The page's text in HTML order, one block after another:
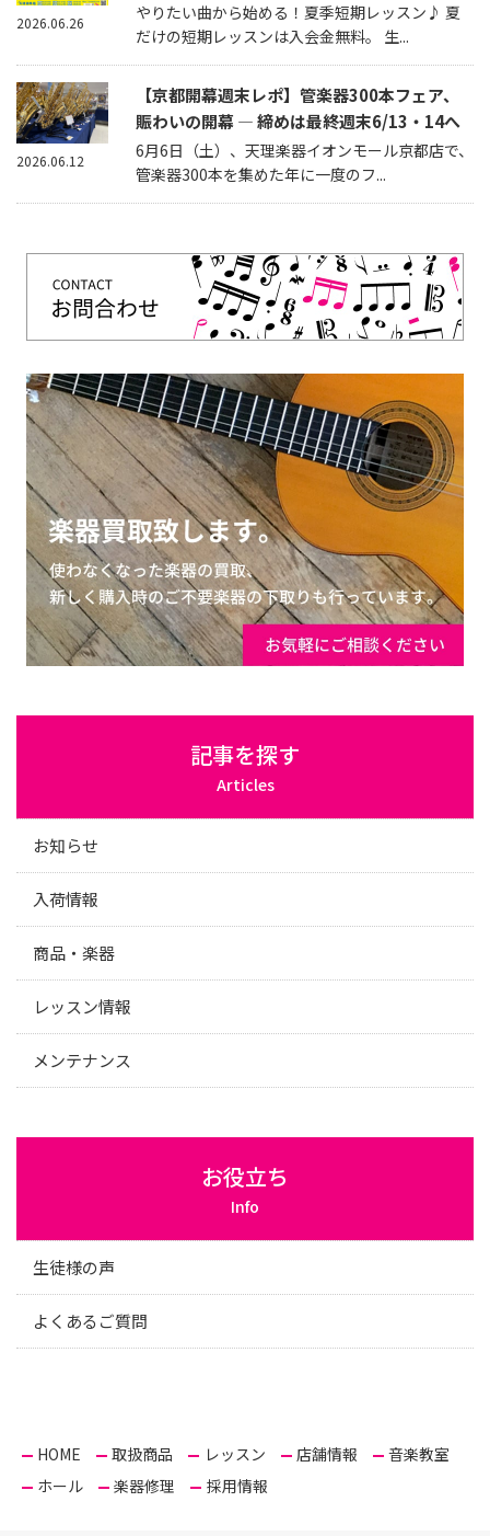
やりたい曲から始める！夏季短期レッスン♪ 夏
だけの短期レッスンは入会金無料。 生...
2026.06.26
【京都開幕週末レポ】管楽器300本フェア、
賑わいの開幕 — 締めは最終週末6/13・14へ
6月6日（土）、天理楽器イオンモール京都店で、
管楽器300本を集めた年に一度のフ...
2026.06.12
記事を探す
Articles
お知らせ
入荷情報
商品・楽器
レッスン情報
メンテナンス
お役立ち
Info
生徒様の声
よくあるご質問
HOME 取扱商品 レッスン 店舗情報
音楽教室
ホール
楽器修理 採用情報